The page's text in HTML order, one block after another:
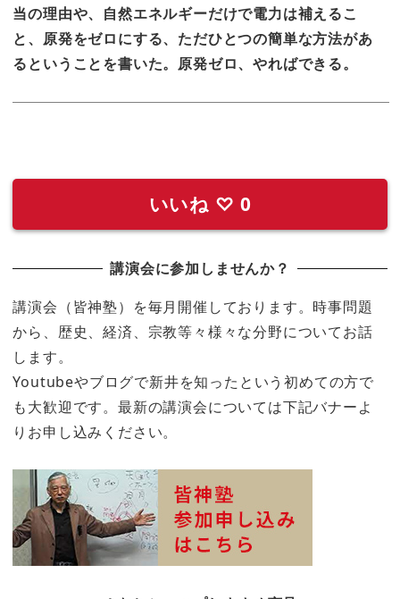
当の理由や、 自然エネルギーだけで電力は補えるこ
と、原発をゼロにする、 ただひとつの簡単な方法があ
るということを書いた。原発ゼロ、やればできる。
いいね ♡ 0
講演会に参加しませんか？
講演会（皆神塾）を毎月開催しております。時事問題
から、歴史、経済、宗教等々様々な分野についてお話
します。
Youtubeやブログで新井を知ったという初めての方で
も大歓迎です。最新の講演会については下記バナーよ
りお申し込みください。